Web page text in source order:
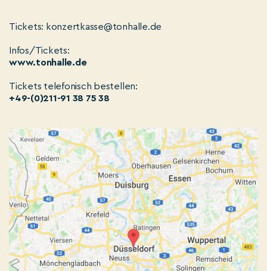
Tickets: konzertkasse@tonhalle.de
Infos/Tickets:
www.tonhalle.de
Tickets telefonisch bestellen:
+49-(0)211-91 38 75 38